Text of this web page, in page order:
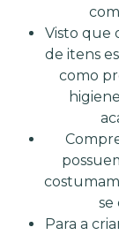
Visto que
de itens
como
se
Para a